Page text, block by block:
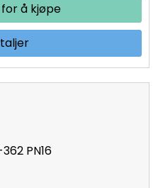
for å kjøpe
PN16